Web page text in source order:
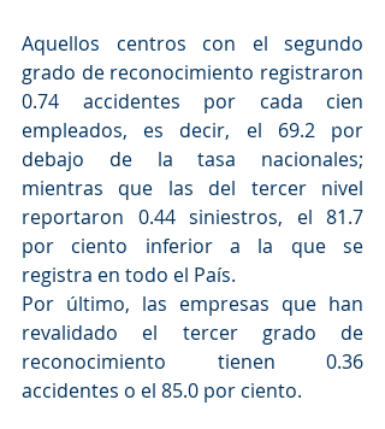
Aquellos centros con el segundo
grado de reconocimiento registraron
0.74 accidentes por cada cien
empleados, es decir, el 69.2 por
debajo de la tasa nacionales;
mientras que las del tercer nivel
reportaron 0.44 siniestros, el 81.7
por ciento inferior a la que se
registra en todo el País.
Por último, las empresas que han
revalidado el tercer grado de
reconocimiento tienen 0.36
accidentes o el 85.0 por ciento.